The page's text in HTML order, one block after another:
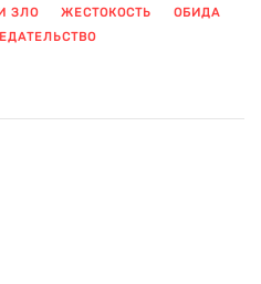
ЗЛО ЖЕСТОКОСТЬ
ОБИДА